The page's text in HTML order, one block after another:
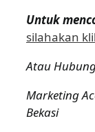
Untuk
silahakan
Atau
Marketing
Bekasi